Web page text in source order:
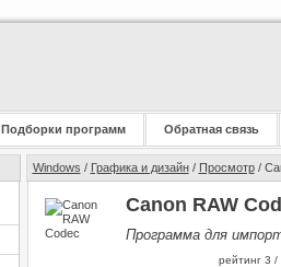
Подборки программ Обратная связь
Windows / Графика и дизайн/ Просмотр/
Canon RAW
Программа для
рейтинг 3 /